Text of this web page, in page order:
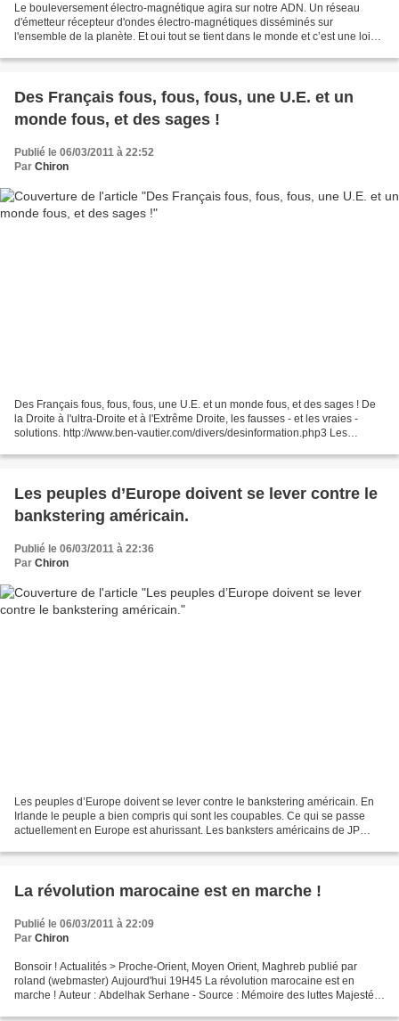
Le bouleversement électro-magnétique agira sur notre ADN. Un réseau
d'émetteur récepteur d'ondes électro-magnétiques disséminés sur
l'ensemble de la planète. Et oui tout se tient dans le monde et c’est une loi
Des Français fous, fous, fous, une U.E. et un
monde fous, et des sages !
Publié le 06/03/2011 à 22:52
Par Chiron
Des Français fous, fous, fous, une U.E. et un monde fous, et des sages ! De
la Droite à l'ultra-Droite et à l'Extrême Droite, les fausses - et les vraies -
solutions. http://www.ben-vautier.com/divers/desinformation.php3 Les
Les peuples d’Europe doivent se lever contre le
bankstering américain.
Publié le 06/03/2011 à 22:36
Par Chiron
Les peuples d’Europe doivent se lever contre le bankstering américain. En
Irlande le peuple a bien compris qui sont les coupables. Ce qui se passe
actuellement en Europe est ahurissant. Les banksters américains de JP
La révolution marocaine est en marche !
Publié le 06/03/2011 à 22:09
Par Chiron
Bonsoir ! Actualités > Proche-Orient, Moyen Orient, Maghreb publié par
roland (webmaster) Aujourd'hui 19H45 La révolution marocaine est en
marche ! Auteur : Abdelhak Serhane - Source : Mémoire des luttes Majesté !